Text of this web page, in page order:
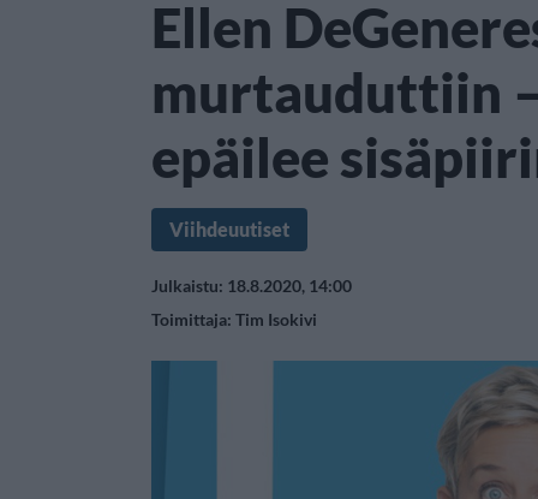
Ellen
murtauduttiin
epäilee
Viihdeuutiset
Julkaistu: 18.8.2020, 14:00
Toimittaja: Tim Isokivi